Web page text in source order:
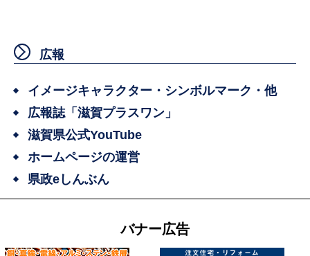
広報
イメージキャラクター・シンボルマーク・他
広報誌「滋賀プラスワン」
滋賀県公式YouTube
ホームページの運営
県政eしんぶん
バナー広告